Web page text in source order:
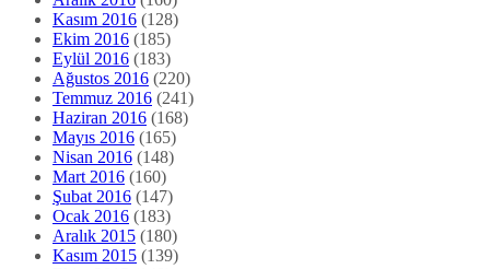
Kasım 2016 (128)
Ekim 2016 (185)
Eylül 2016 (183)
Ağustos 2016 (220)
Temmuz 2016 (241)
Haziran 2016 (168)
Mayıs 2016 (165)
Nisan 2016 (148)
Mart 2016 (160)
Şubat 2016 (147)
Ocak 2016 (183)
Aralık 2015 (180)
Kasım 2015 (139)